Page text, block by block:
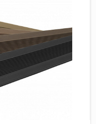
Серый
Бежевый
Дуб светлый